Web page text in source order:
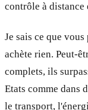
contrôle à
Je sais ce que
achète rien. Peut-
complets, ils
Etats comme dans
le transport,